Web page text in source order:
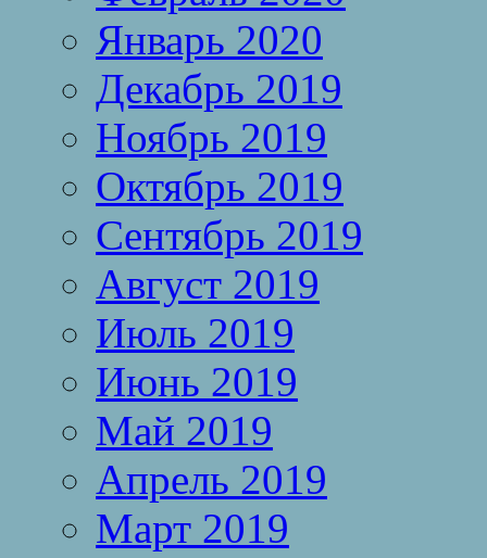
Январь 2020
Декабрь 2019
Ноябрь 2019
Октябрь 2019
Сентябрь 2019
Август 2019
Июль 2019
Июнь 2019
Май 2019
Апрель 2019
Март 2019